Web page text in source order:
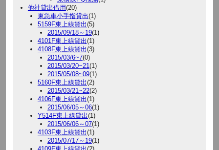
他社貸出借用(20)
東急車小手指貸出(1)
5159F東上線貸出(5)
2015/09/18～19(1)
4101F東上線貸出(1)
4108F東上線貸出(3)
2015/03/6~7(0)
2015/03/20~21(1)
2015/05/08~09(1)
5160F東上線貸出(2)
2015/03/21~22(2)
4106F東上線貸出(1)
2015/06/05～06(1)
Y514F東上線貸出(1)
2015/06/06～07(1)
4103F東上線貸出(1)
2015/07/17～19(1)